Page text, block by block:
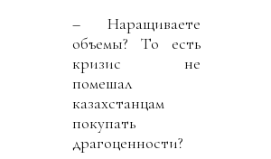
– Наращиваете
объемы? То есть
кризис не
помешал
казахстанцам
покупать
драгоценности?